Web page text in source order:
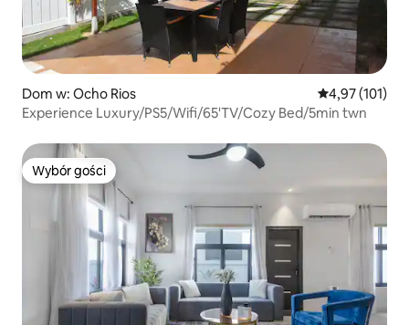
Dom w: Ocho Rios Średnia
4,97 (101)
Experience Luxury/PS5/Wifi/65'TV/Cozy Bed/5min twn
Wybór gości
Wybór gości